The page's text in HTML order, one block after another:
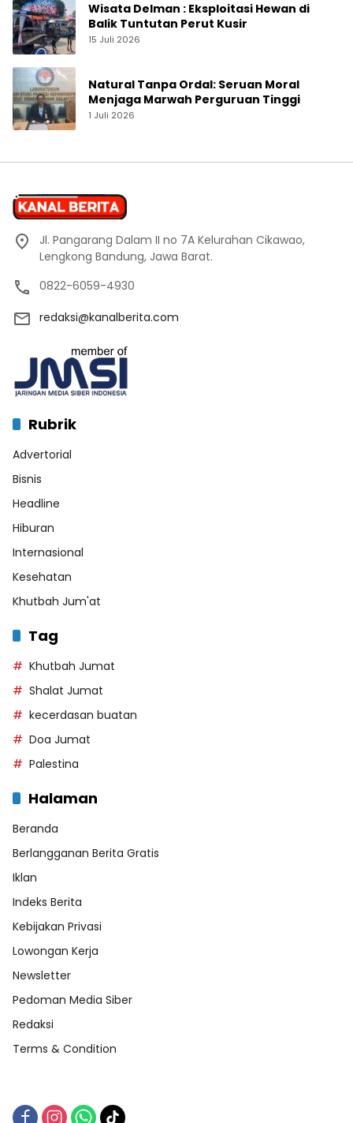
Wisata Delman : Eksploitasi Hewan di
Balik Tuntutan Perut Kusir
15 Juli 2026
Natural Tanpa Ordal: Seruan Moral
Menjaga Marwah Perguruan Tinggi
1 Juli 2026
Jl. Pangarang Dalam II no 7A Kelurahan Cikawao,
Lengkong Bandung, Jawa Barat.
0822-6059-4930
redaksi@kanalberita.com
Rubrik
Advertorial
Bisnis
Headline
Hiburan
Internasional
Kesehatan
Khutbah Jum'at
Tag
Khutbah Jumat
Shalat Jumat
kecerdasan buatan
Doa Jumat
Palestina
Halaman
Beranda
Berlangganan Berita Gratis
Iklan
Indeks Berita
Kebijakan Privasi
Lowongan Kerja
Newsletter
Pedoman Media Siber
Redaksi
Terms & Condition